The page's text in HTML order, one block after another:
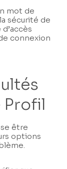
mot de
sécurité de
connexion
Profil
être
options